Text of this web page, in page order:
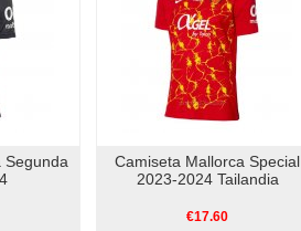
Segunda
Camiseta Mallorca Special
2023-2024 Tailandia
€17.60